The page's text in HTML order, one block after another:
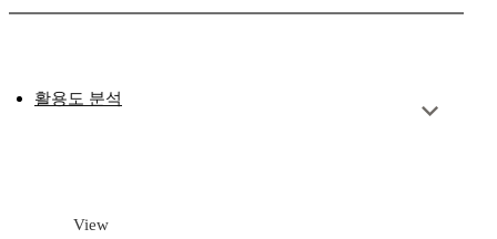
활용도 분석
View